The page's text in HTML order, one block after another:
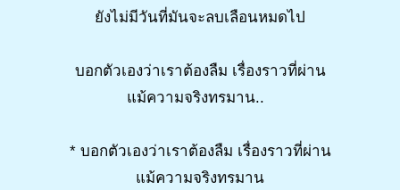
ยังไม่มีวันที่มันจะลบเลือนหมดไป
บอกตัวเองว่าเราต้องลืม เรื่องราวที่ผ่าน
แม้ความจริงทรมาน..
* บอกตัวเองว่าเราต้องลืม เรื่องราวที่ผ่าน
แม้ความจริงทรมาน